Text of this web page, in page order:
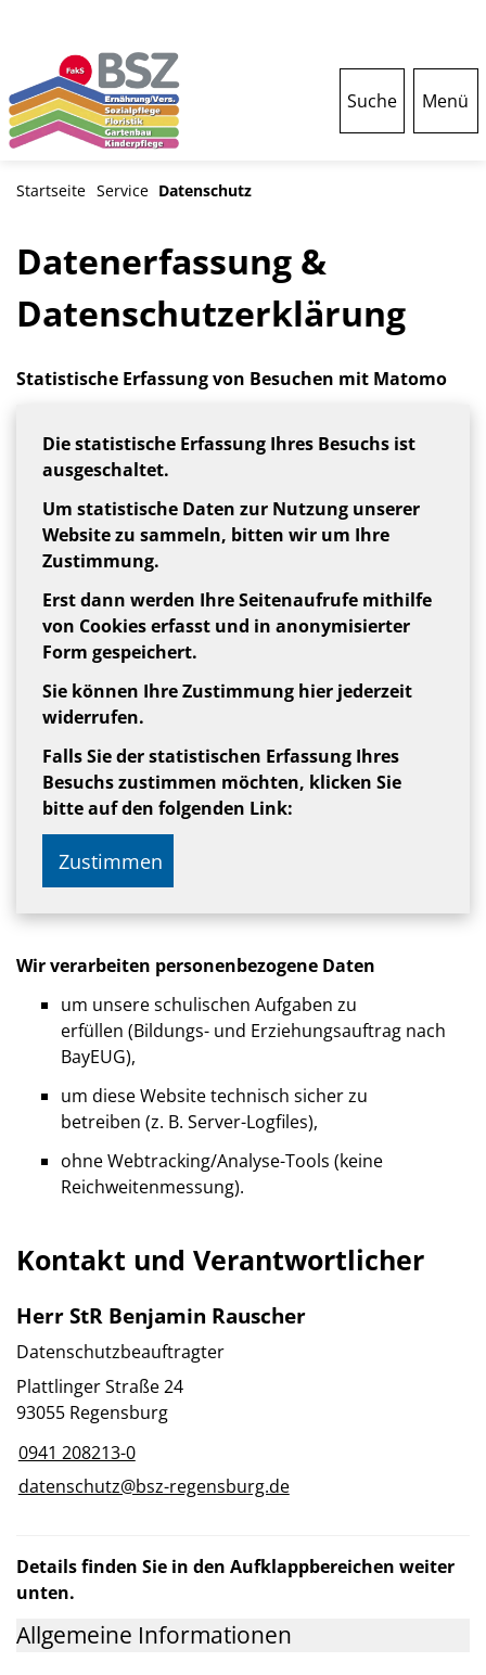
Suche Menü
Startseite Service Datenschutz
Datenerfassung &
Datenschutzerklärung
Statistische Erfassung von Besuchen mit Matomo
Die statistische Erfassung Ihres Besuchs ist
ausgeschaltet.
Um statistische Daten zur Nutzung unserer
Website zu sammeln, bitten wir um Ihre
Zustimmung.
Erst dann werden Ihre Seitenaufrufe mithilfe
von Cookies erfasst und in anonymisierter
Form gespeichert.
Sie können Ihre Zustimmung hier jederzeit
widerrufen.
Falls Sie der statistischen Erfassung Ihres
Besuchs zustimmen möchten, klicken Sie
bitte auf den folgenden Link:
Zustimmen
Wir verarbeiten personenbezogene Daten
um unsere schulischen Aufgaben zu
erfüllen (Bildungs- und Erziehungsauftrag nach
BayEUG),
um diese Website technisch sicher zu
betreiben (z. B. Server-Logfiles),
ohne Webtracking/Analyse-Tools (keine
Reichweitenmessung).
Kontakt und Verantwortlicher
Herr StR Benjamin Rauscher
Datenschutzbeauftragter
Plattlinger Straße 24
93055 Regensburg
0941 208213-0
datenschutz@bsz-regensburg.de
Details finden Sie in den Aufklappbereichen weiter
unten.
Allgemeine Informationen